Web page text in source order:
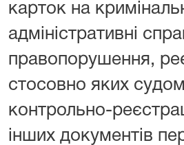
карток на
адміністративні
правопорушення,
стосовно яких
контрольно-
інших документів